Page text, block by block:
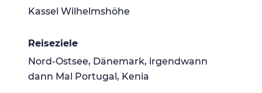
Kassel Wilhelmshöhe
Reiseziele
Nord-Ostsee, Dänemark, irgendwann
dann Mal Portugal, Kenia